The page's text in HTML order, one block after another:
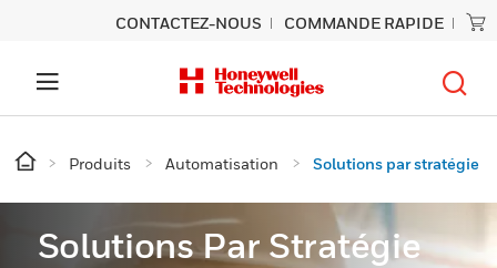
CONTACTEZ-NOUS COMMANDE RAPIDE
Produits Automatisation Solutions par stratégie
Solutions Par Stratégie